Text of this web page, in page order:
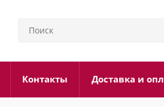
Контакты Доставка и